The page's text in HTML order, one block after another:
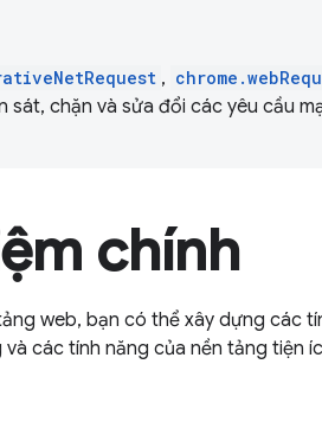
,
sát, chặn và sửa đổi các yêu cầu
chính
web, bạn có thể xây dựng các
các tính năng của nền tảng tiện